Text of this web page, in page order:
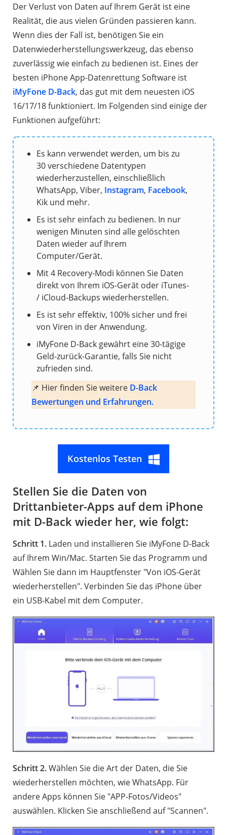
Der Verlust von Daten auf Ihrem Gerät ist eine
Realität, die aus vielen Gründen passieren kann.
Wenn dies der Fall ist, benötigen Sie ein
Datenwiederherstellungswerkzeug, das ebenso
zuverlässig wie einfach zu bedienen ist. Eines der
besten iPhone App-Datenrettung Software ist
iMyFone D-Back, das gut mit dem neuesten iOS
16/17/18 funktioniert. Im Folgenden sind einige der
Funktionen aufgeführt:
Es kann verwendet werden, um bis zu
30 verschiedene Datentypen
wiederherzustellen, einschließlich
WhatsApp, Viber, Instagram, Facebook,
Kik und mehr.
Es ist sehr einfach zu bedienen. In nur
wenigen Minuten sind alle gelöschten
Daten wieder auf Ihrem
Computer/Gerät.
Mit 4 Recovery-Modi können Sie Daten
direkt von Ihrem iOS-Gerät oder iTunes-
/ iCloud-Backups wiederherstellen.
Es ist sehr effektiv, 100% sicher und frei
von Viren in der Anwendung.
iMyFone D-Back gewährt eine 30-tägige
Geld-zurück-Garantie, falls Sie nicht
zufrieden sind.
📌 Hier finden Sie weitere D-Back
Bewertungen und Erfahrungen.
Kostenlos Testen
Stellen Sie die Daten von
Drittanbieter-Apps auf dem iPhone
mit D-Back wieder her, wie folgt:
Schritt 1. Laden und installieren Sie iMyFone D-Back
auf Ihrem Win/Mac. Starten Sie das Programm und
Wählen Sie dann im Hauptfenster "Von iOS-Gerät
wiederherstellen". Verbinden Sie das iPhone über
ein USB-Kabel mit dem Computer.
Schritt 2.Wählen Sie die Art der Daten, die Sie
wiederherstellen möchten, wie WhatsApp. Für
andere Apps können Sie "APP-Fotos/Videos"
auswählen. Klicken Sie anschließend auf "Scannen".